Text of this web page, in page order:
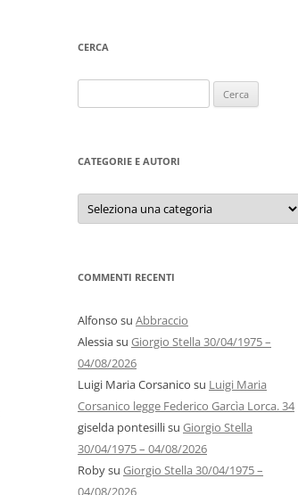
CERCA
per:
CATEGORIE E AUTORI
Categorie
autori
COMMENTI RECENTI
Alfonso su Abbraccio
Alessiasu Giorgio Stella 30/04/1975 –
04/08/2026
Luigi Maria Corsanico su Luigi Maria
Corsanico legge Federico Garcìa Lorca. 34
giselda pontesillisu Giorgio Stella
30/04/1975 – 04/08/2026
Robysu Giorgio Stella 30/04/1975 –
04/08/2026